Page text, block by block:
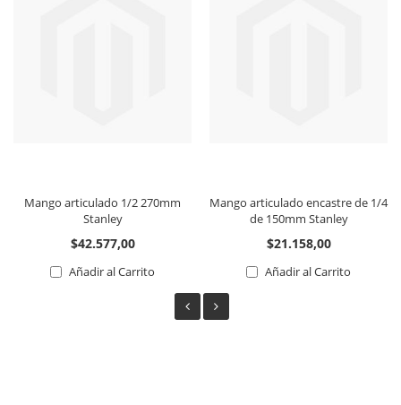
Mango articulado 1/2 270mm
Stanley
$42.577,00
Añadir al Carrito
Mango articulado encastre de 1/4
de 150mm Stanley
$21.158,00
Añadir al Carrito